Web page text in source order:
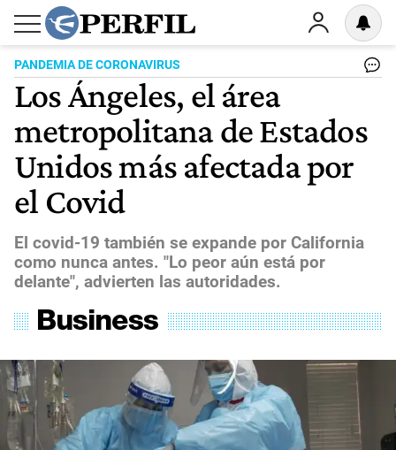
PANDEMIA DE CORONAVIRUS
Los Ángeles, el área
metropolitana de Estados
Unidos más afectada por
el Covid
El covid-19 también se expande por California
como nunca antes. "Lo peor aún está por
delante", advierten las autoridades.